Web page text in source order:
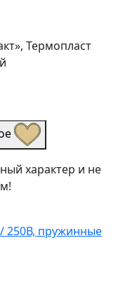
Термопласт
характер и не
250В, пружинные